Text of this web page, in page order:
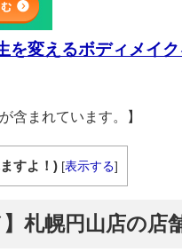
を変えるボディメイ
含まれています。】
すよ！) [表示する]
札幌円山店の店